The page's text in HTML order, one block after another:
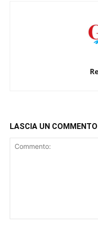
LASCIA UN COMMENTO